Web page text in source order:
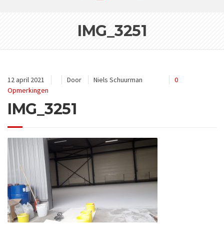
IMG_3251
12 april 2021 Door Niels Schuurman
0
Opmerkingen
IMG_3251